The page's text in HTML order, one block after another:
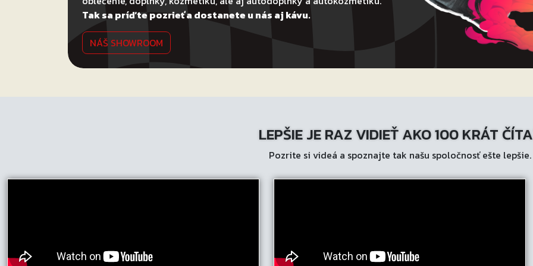
Tak sa príďte pozrieť a dostanete u nás aj kávu.
NÁŠ SHOWROOM
LEPŠIE JE RAZ VIDIEŤ AKO 100 KRÁT
Pozrite si videá a spoznajte tak našu spoločnosť ešte lepšie.